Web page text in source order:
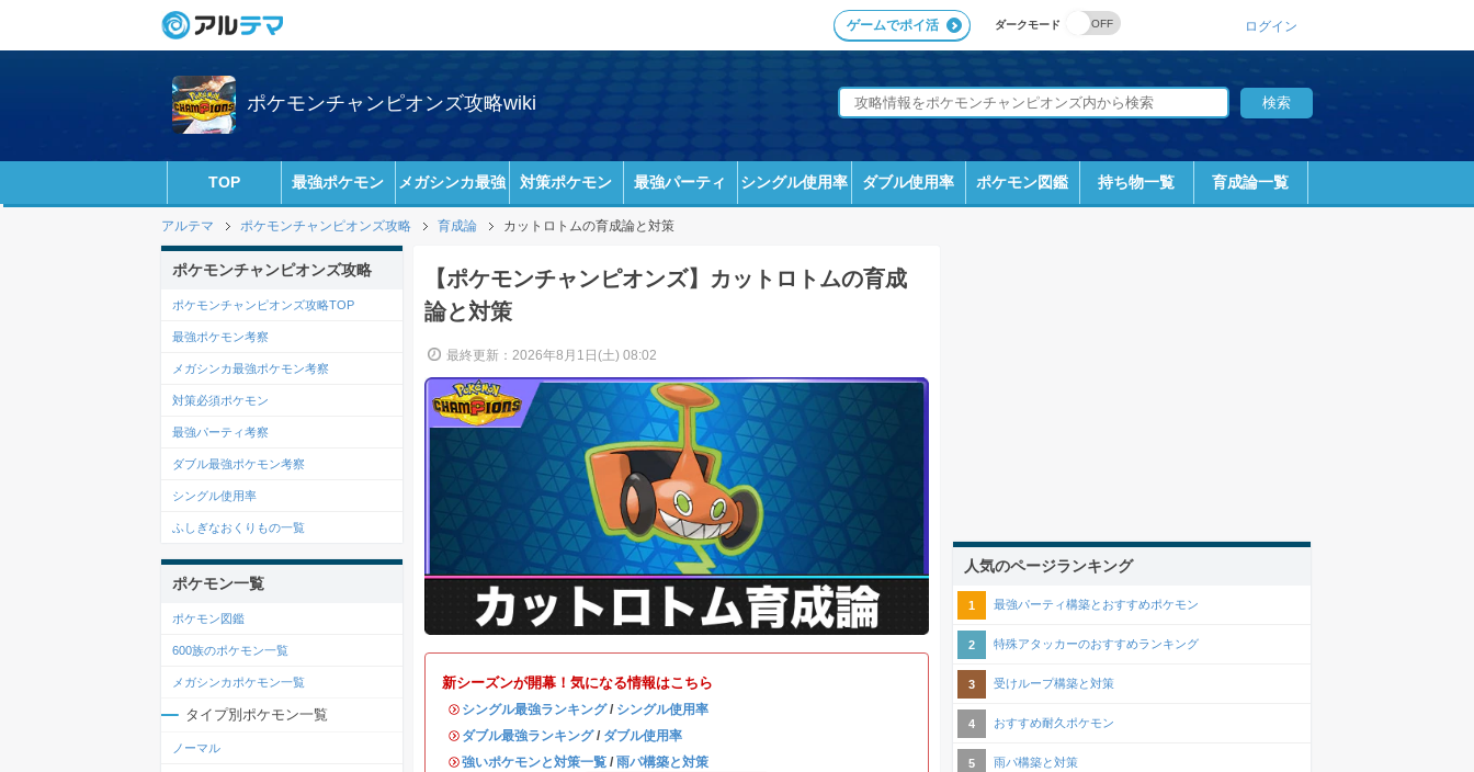
ダークモード
ゲームでポイ活 ログイン
ポケモンチャンピオンズ攻略wiki
TOP 最強ポケモン メガシンカ最強 対策ポケモン 最強パーティ シングル使用率 ダブル使用率 ポケモン図鑑 持ち物一覧 育成論一覧
アルテマ ポケモンチャンピオンズ攻略 育成論 カットロトムの育成論と対策
【ポケモンチャンピオンズ】カットロトムの育成
論と対策
最終更新：2026年8月1日(土) 08:02
新シーズンが開幕！気になる情報はこちら
・ シングル最強ランキング/ シングル使用率
・ ダブル最強ランキング/ ダブル使用率
・強いポケモンと対策一覧 / 雨パ構築と対策
ポケモンチャンピオンズ攻略
ポケモンチャンピオンズ攻略TOP
最強ポケモン考察
メガシンカ最強ポケモン考察
対策必須ポケモン
最強パーティ考察
ダブル最強ポケモン考察
シングル使用率
ふしぎなおくりもの一覧
ポケモン一覧
ポケモン図鑑
600族のポケモン一覧
メガシンカポケモン一覧
タイプ別ポケモン一覧
ノーマル
人気のページランキング
最強パーティ構築とおすすめポケモン
特殊アタッカーのおすすめランキング
受けループ構築と対策
おすすめ耐久ポケモン
雨パ構築と対策